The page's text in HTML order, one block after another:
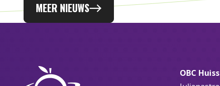
MEER NIEUWS
OBC